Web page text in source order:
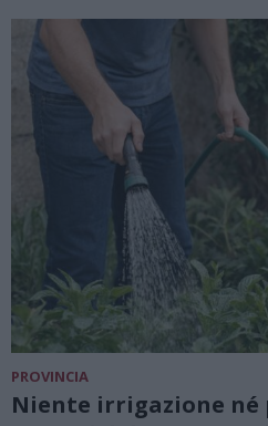
PROVINCIA
Niente irrigazione né